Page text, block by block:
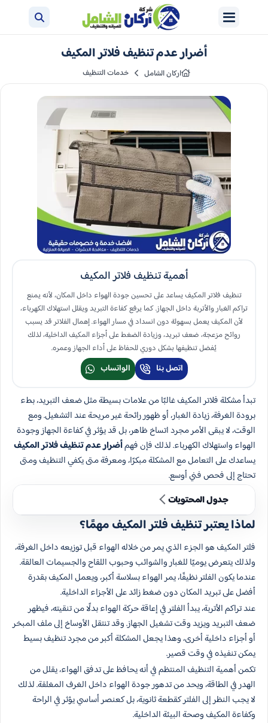
أضرار عدم تنظيف فلاتر المكيف
اركان الشامل خدمات التنظيف
أهمية تنظيف فلاتر المكيف
تنظيف فلاتر المكيف يساعد على تحسين جودة الهواء داخل المكان، لأنه يمنع
تراكم الغبار والأتربة داخل الجهاز. كما يرفع كفاءة التبريد ويقلل استهلاك الكهرباء،
لأن المكيف يعمل بسهولة دون انسداد في مسار الهواء. إهمال الفلاتر قد يسبب
روائح مزعجة، ضعف تبريد، وزيادة الضغط على أجزاء المكيف الداخلية، لذلك
يُفضل تنظيفها بشكل دوري للحفاظ على أداء الجهاز وعمره.
اتصل بنا الواتساب
تبدأ مشكلة فلاتر المكيف غالبًا من علامات بسيطة مثل ضعف التبريد، بطء
برودة الغرفة، زيادة الغبار، أو ظهور رائحة غير مريحة عند التشغيل. ومع
الوقت، لا يبقى الأمر مجرد اتساخ ظاهر، بل قد يؤثر في كفاءة الجهاز وجودة
الهواء واستهلاك الكهرباء. لذلك فإن فهمأضرار عدم تنظيف فلاتر المكيف
يساعدك على التعامل مع المشكلة مبكرًا، ومعرفة متى يكفي التنظيف ومتى
تحتاج إلى فحص فني أوسع.
جدول المحتويات
لماذا يعتبر تنظيف فلتر المكيف مهمًا؟
فلتر المكيف هو الجزء الذي يمر من خلاله الهواء قبل توزيعه داخل الغرفة،
ولذلك يتعرض يوميًا للغبار والشوائب وحبوب اللقاح والجسيمات العالقة.
عندما يكون الفلتر نظيفًا، يمر الهواء بسلاسة أكبر، ويعمل المكيف بقدرة
أفضل على تبريد المكان دون ضغط زائد على الأجزاء الداخلية.
عند تراكم الأتربة، يبدأ الفلتر في إعاقة حركة الهواء بدلًا من تنقيته، فيظهر
ضعف التبريد ويزيد وقت تشغيل الجهاز. وقد تنتقل الأوساخ إلى ملف المبخر
أو أجزاء داخلية أخرى، وهذا يجعل المشكلة أكبر من مجرد تنظيف بسيط
يمكن تنفيذه في وقت قصير.
تكمن أهمية التنظيف المنتظم في أنه يحافظ على تدفق الهواء، يقلل من
الهدر في الطاقة، ويحد من تدهور جودة الهواء داخل الغرف المغلقة. لذلك
لا يجب النظر إلى الفلتر كقطعة ثانوية، بل كعنصر أساسي يؤثر في الراحة
وكفاءة المكيف وصحة البيئة الداخلية.